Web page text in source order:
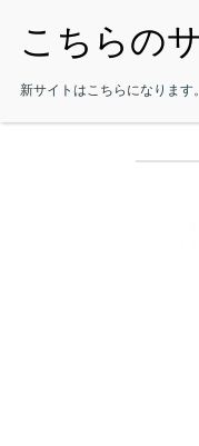
新サイトはこちらになります。